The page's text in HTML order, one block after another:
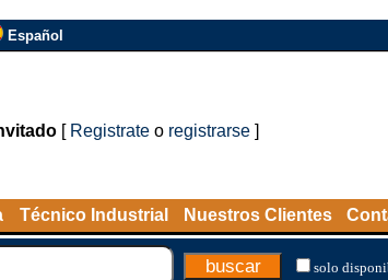
Español
[ Registrateo registrarse]
Técnico Industrial Nuestros Clientes
solo